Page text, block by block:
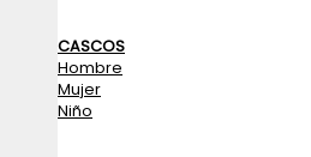
CASCOS
Hombre
Mujer
Niño